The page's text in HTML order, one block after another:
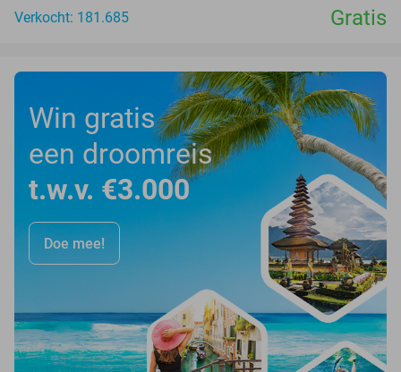
Verkocht: 181.685
Gratis
Win gratis
een droomreis
t.w.v. €3.000
Doe mee!